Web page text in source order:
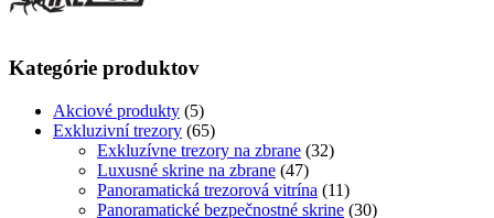
Kategórie produktov
Akciové produkty (5)
Exkluzivní trezory (65)
Exkluzívne trezory na zbrane (32)
Luxusné skrine na zbrane (47)
Panoramatická trezorová vitrína (11)
Panoramatické bezpečnostné skrine (30)